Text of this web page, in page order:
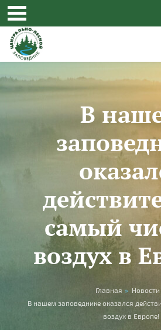
Перейти к основному содержанию
В
самый
воздух в
Вы здесь Главная » Новости
В нашем заповеднике оказался
воздух в Европе!